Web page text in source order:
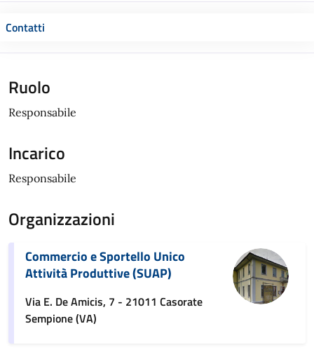
Contatti
Ruolo
Responsabile
Incarico
Responsabile
Organizzazioni
Commercio e Sportello Unico
Attività Produttive (SUAP)
Via E. De Amicis, 7 - 21011 Casorate
Sempione (VA)